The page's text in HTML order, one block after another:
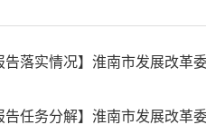
告落实情况】淮南市发展改
告任务分解】淮南市发展改